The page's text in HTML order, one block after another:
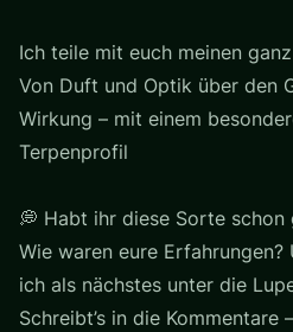
Ich teile mit euch meinen
Von Duft und Optik über den
Wirkung – mit einem
Terpenprofil
💭 Habt ihr diese Sorte schon
Wie waren eure
ich als nächstes unter die
Schreibt’s in die